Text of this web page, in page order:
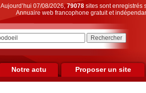
Aujourd’hui 07/08/2026,79078sites sont enregistrés
Annuaire web francophone gratuit et
Notre actu Proposer un site